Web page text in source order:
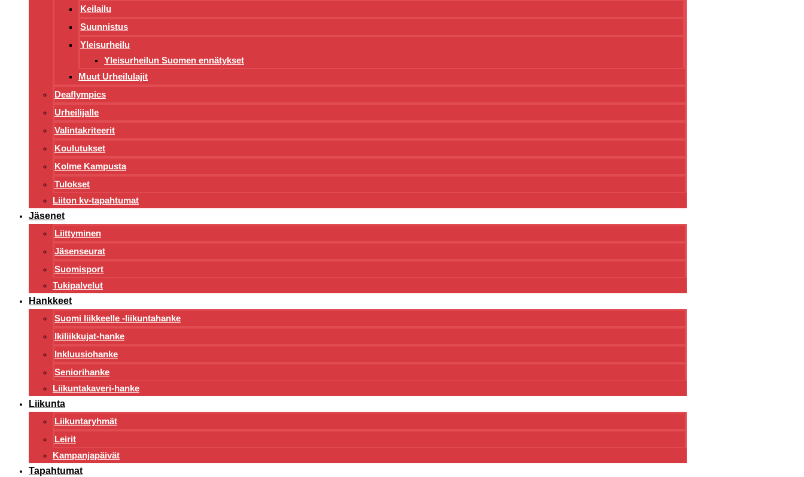
Keilailu
Suunnistus
Yleisurheilu
Yleisurheilun Suomen ennätykset
Muut Urheilulajit
Deaflympics
Urheilijalle
Valintakriteerit
Koulutukset
Kolme Kampusta
Tulokset
Liiton kv-tapahtumat
Jäsenet
Liittyminen
Jäsenseurat
Suomisport
Tukipalvelut
Hankkeet
Suomi liikkeelle -liikuntahanke
Ikiliikkujat-hanke
Inkluusiohanke
Seniorihanke
Liikuntakaveri-hanke
Liikunta
Liikuntaryhmät
Leirit
Kampanjapäivät
Tapahtumat